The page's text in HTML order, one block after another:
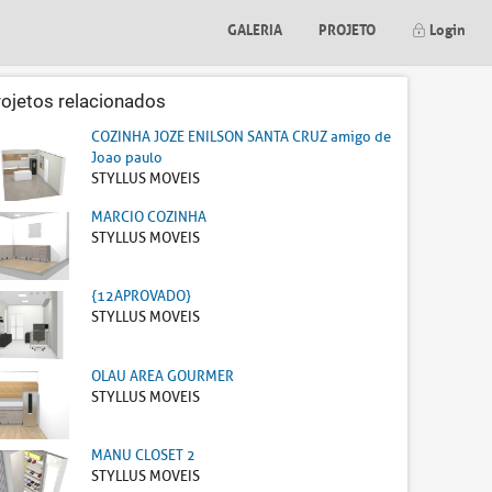
GALERIA PROJETO Login
relacionados
COZINHA JOZE ENILSON SANTA CRUZ amigo de
Joao paulo
STYLLUS MOVEIS
MARCIO COZINHA
STYLLUS MOVEIS
{12APROVADO}
STYLLUS MOVEIS
OLAU AREA GOURMER
STYLLUS MOVEIS
MANU CLOSET 2
STYLLUS MOVEIS